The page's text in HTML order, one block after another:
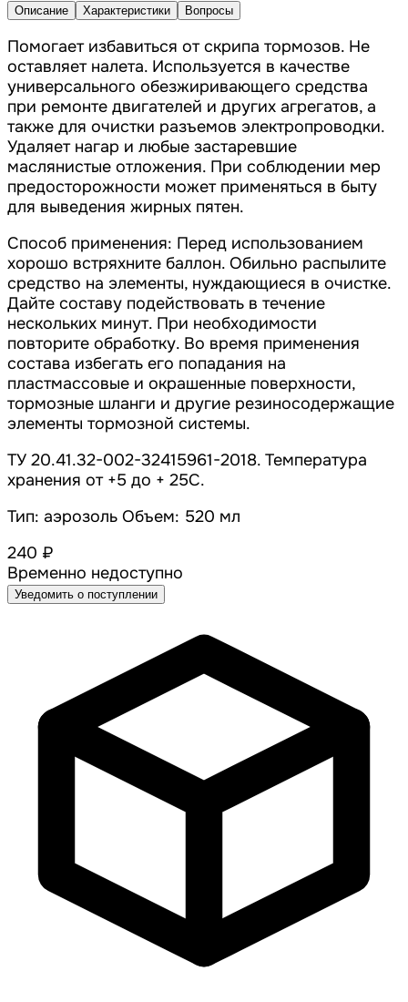
Описание Характеристики Вопросы
Помогает избавиться от скрипа тормозов. Не
оставляет налета. Используется в качестве
универсального обезжиривающего средства
при ремонте двигателей и других агрегатов, а
также для очистки разъемов электропроводки.
Удаляет нагар и любые застаревшие
маслянистые отложения. При соблюдении мер
предосторожности может применяться в быту
для выведения жирных пятен.
Способ применения: Перед использованием
хорошо встряхните баллон. Обильно распылите
средство на элементы, нуждающиеся в очистке.
Дайте составу подействовать в течение
нескольких минут. При необходимости
повторите обработку. Во время применения
состава избегать его попадания на
пластмассовые и окрашенные поверхности,
тормозные шланги и другие резиносодержащие
элементы тормозной системы.
ТУ 20.41.32-002-32415961-2018. Температура
хранения от +5 до + 25С.
Тип: аэрозоль Объем: 520 мл
240 ₽
Временно недоступно
Уведомить о поступлении